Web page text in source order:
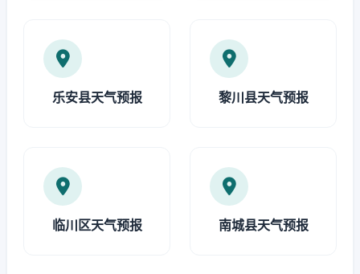
乐安县天气预报 黎川县天气预报
临川区天气预报 南城县天气预报